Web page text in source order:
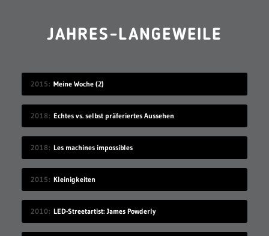
JAHRES-LANGEWEILE
2015 Meine Woche (2)
2018 Echtes vs. selbst präferiertes Aussehen
2018 Les machines impossibles
2015 Kleinigkeiten
2010 LED-Streetartist: James Powderly